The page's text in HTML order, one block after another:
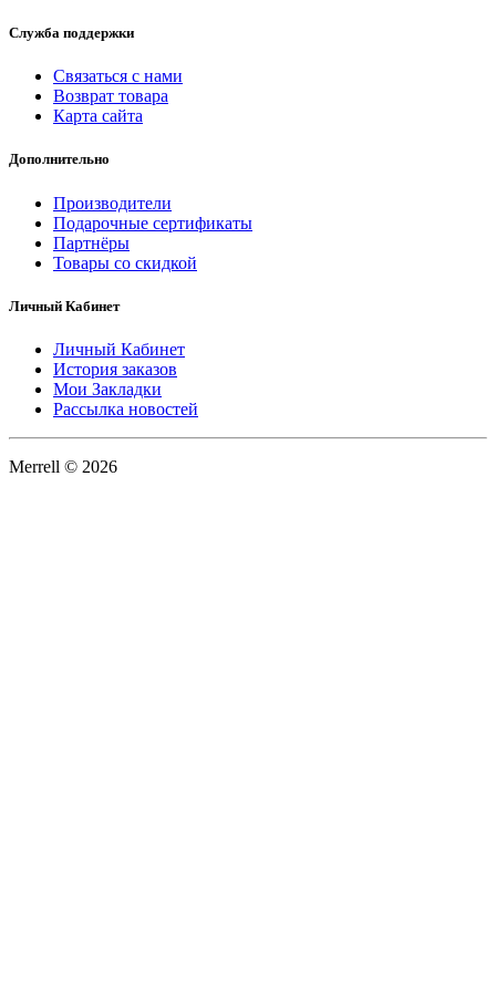
Служба поддержки
Связаться с нами
Возврат товара
Карта сайта
Дополнительно
Производители
Подарочные сертификаты
Партнёры
Товары со скидкой
Личный Кабинет
Личный Кабинет
История заказов
Мои Закладки
Рассылка новостей
Merrell © 2026